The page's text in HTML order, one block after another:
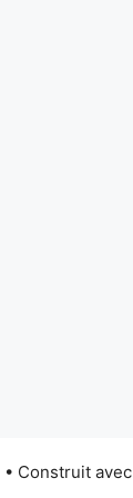
• Construit avec